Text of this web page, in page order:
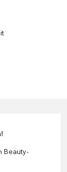
Beauty-